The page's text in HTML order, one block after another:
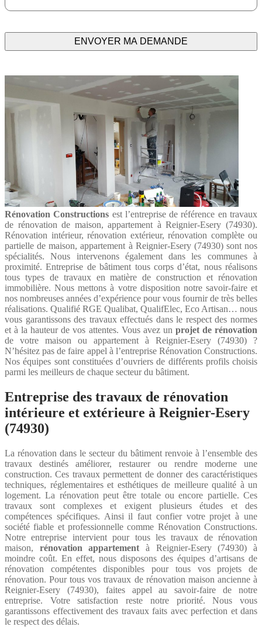
Rénovation Constructions est l’entreprise de référence en travaux
de rénovation de maison, appartement à Reignier-Esery (74930).
Rénovation intérieur, rénovation extérieur, rénovation complète ou
partielle de maison, appartement à Reignier-Esery (74930) sont nos
spécialités. Nous intervenons également dans les communes à
proximité. Entreprise de bâtiment tous corps d’état, nous réalisons
tous types de travaux en matière de construction et rénovation
immobilière. Nous mettons à votre disposition notre savoir-faire et
nos nombreuses années d’expérience pour vous fournir de très belles
réalisations. Qualifié RGE Qualibat, QualifElec, Eco Artisan… nous
vous garantissons des travaux effectués dans le respect des normes
et à la hauteur de vos attentes. Vous avez un projet de rénovation
de votre maison ou appartement à Reignier-Esery (74930) ?
N’hésitez pas de faire appel à l’entreprise Rénovation Constructions.
Nos équipes sont constituées d’ouvriers de différents profils choisis
parmi les meilleurs de chaque secteur du bâtiment.
Entreprise des travaux de rénovation
intérieure et extérieure à Reignier-Esery
(74930)
La rénovation dans le secteur du bâtiment renvoie à l’ensemble des
travaux destinés améliorer, restaurer ou rendre moderne une
construction. Ces travaux permettent de donner des caractéristiques
techniques, réglementaires et esthétiques de meilleure qualité à un
logement. La rénovation peut être totale ou encore partielle. Ces
travaux sont complexes et exigent plusieurs études et des
compétences spécifiques. Ainsi il faut confier votre projet à une
société fiable et professionnelle comme Rénovation Constructions.
Notre entreprise intervient pour tous les travaux de rénovation
maison, rénovation appartement à Reignier-Esery (74930) à
moindre coût. En effet, nous disposons des équipes d’artisans de
rénovation compétentes disponibles pour tous vos projets de
rénovation. Pour tous vos travaux de rénovation maison ancienne à
Reignier-Esery (74930), faites appel au savoir-faire de notre
entreprise. Votre satisfaction reste notre priorité. Nous vous
garantissons effectivement des travaux faits avec perfection et dans
le respect des délais.